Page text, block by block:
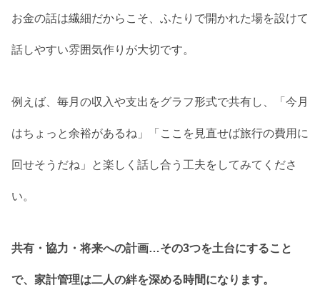
お金の話は繊細だからこそ、ふたりで開かれた場を設けて
話しやすい雰囲気作りが大切です。
例えば、毎月の収入や支出をグラフ形式で共有し、「今月
はちょっと余裕があるね」「ここを見直せば旅行の費用に
回せそうだね」と楽しく話し合う工夫をしてみてくださ
い。
共有・協力・将来への計画…その3つを土台にすること
で、家計管理は二人の絆を深める時間になります。